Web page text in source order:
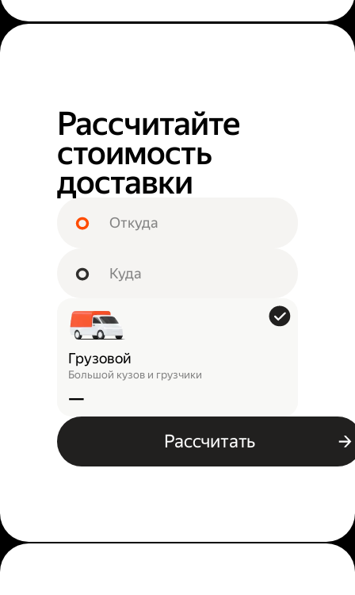
Рассчитайте
стоимость
доставки
Грузовой
Большой кузов и грузчики
—
Рассчитать